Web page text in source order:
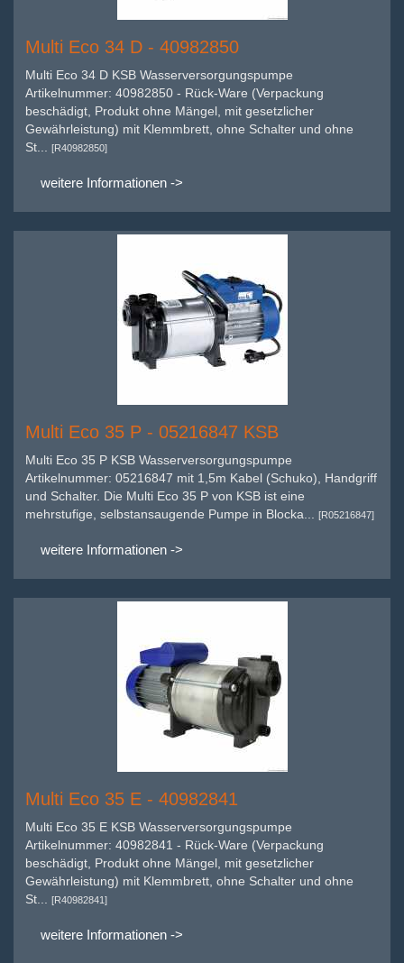
Multi Eco 34 D - 40982850
Multi Eco 34 D KSB Wasserversorgungspumpe
Artikelnummer: 40982850 - Rück-Ware (Verpackung
beschädigt, Produkt ohne Mängel, mit gesetzlicher
Gewährleistung) mit Klemmbrett, ohne Schalter und ohne
St...
[R40982850]
weitere Informationen ->
Multi Eco 35 P - 05216847 KSB
Multi Eco 35 P KSB Wasserversorgungspumpe
Artikelnummer: 05216847 mit 1,5m Kabel (Schuko), Handgriff
und Schalter. Die Multi Eco 35 P von KSB ist eine
mehrstufige, selbstansaugende Pumpe in Blocka...
[R05216847]
weitere Informationen ->
Multi Eco 35 E - 40982841
Multi Eco 35 E KSB Wasserversorgungspumpe
Artikelnummer: 40982841 - Rück-Ware (Verpackung
beschädigt, Produkt ohne Mängel, mit gesetzlicher
Gewährleistung) mit Klemmbrett, ohne Schalter und ohne
St...
[R40982841]
weitere Informationen ->